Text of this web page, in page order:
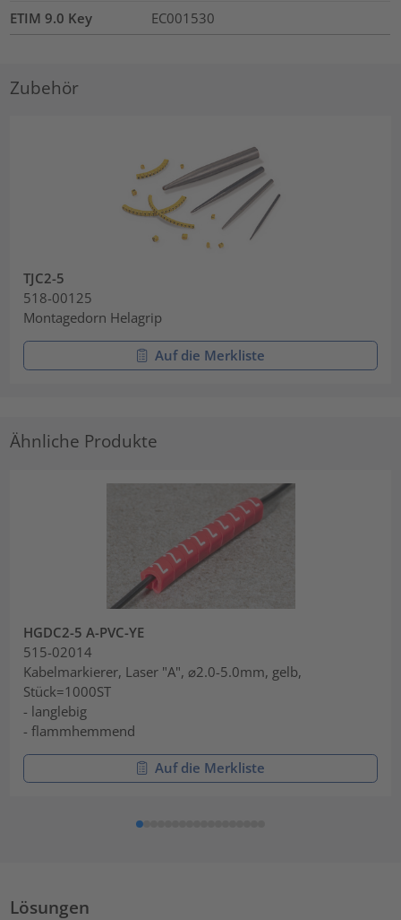
ETIM 9.0 Key
EC001530
Zubehör
TJC2-5
518-00125
Montagedorn Helagrip
Auf die Merkliste
Ähnliche Produkte
HGDC2-5 A-PVC-YE
515-02014
Kabelmarkierer, Laser "A", ⌀2.0-5.0mm, gelb,
Stück=1000ST
- langlebig
- flammhemmend
Auf die Merkliste
Lösungen